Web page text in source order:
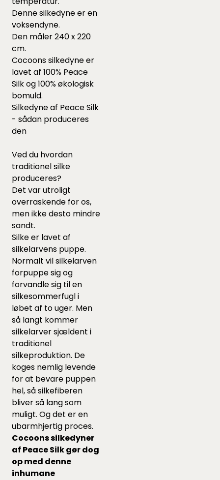
Denne silkedyne er en
voksendyne.
Den måler 240 x 220
cm.
Cocoons silkedyne er
lavet af 100% Peace
Silk og 100% økologisk
bomuld.
Silkedyne af Peace Silk
- sådan produceres
den
Ved du hvordan
traditionel silke
produceres?
Det var utroligt
overraskende for os,
men ikke desto mindre
sandt.
Silke er lavet af
silkelarvens puppe.
Normalt vil silkelarven
forpuppe sig og
forvandle sig til en
silkesommerfugl i
løbet af to uger. Men
så langt kommer
silkelarver sjældent i
traditionel
silkeproduktion. De
koges nemlig levende
for at bevare puppen
hel, så silkefiberen
bliver så lang som
muligt. Og det er en
ubarmhjertig proces.
Cocoons silkedyner
af Peace Silk gør dog
op med denne
inhumane